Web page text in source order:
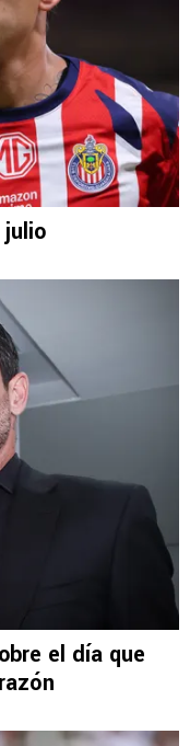
julio
el día que